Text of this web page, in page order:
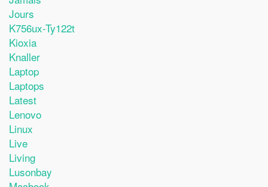
Jours
K756ux-Ty122t
Kioxia
Knaller
Laptop
Laptops
Latest
Lenovo
Linux
Live
Living
Lusonbay